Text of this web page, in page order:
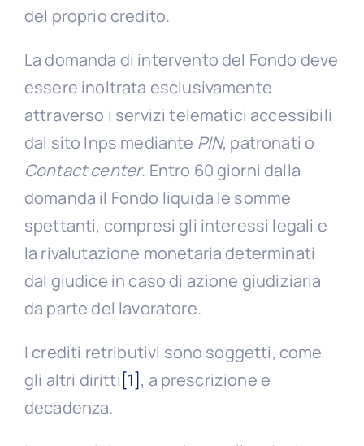
del proprio credito.
La domanda di intervento del Fondo deve
essere inoltrata esclusivamente
attraverso i servizi telematici accessibili
dal sito Inps mediante PIN, patronati o
Contact center. Entro 60 giorni dalla
domanda il Fondo liquida le somme
spettanti, compresi gli interessi legali e
la rivalutazione monetaria determinati
dal giudice in caso di azione giudiziaria
da parte del lavoratore.
I crediti retributivi sono soggetti, come
gli altri diritti[1], a prescrizione e
decadenza.